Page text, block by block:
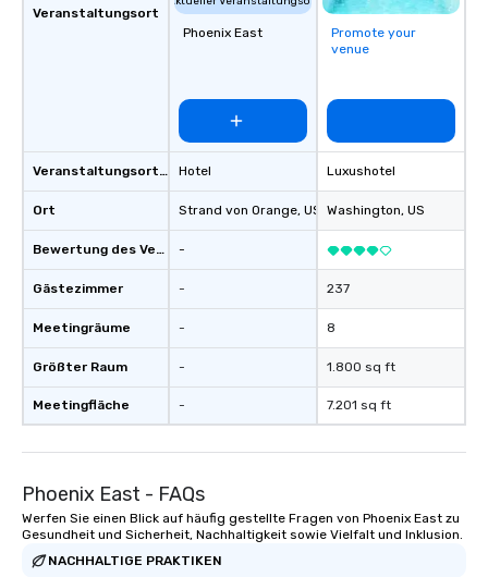
Veranstaltungsort
Veranstaltungsortstyp
Ort
Bewertung des Veranstaltungsortes
Gästezimmer
Meetingräume
Größter Raum
Meetingfläche
Phoenix East
Hotel
Strand von Orange, US
-
-
-
-
-
Promote your
venue
Luxushotel
Washington, US
237
8
1.800 sq ft
7.201 sq ft
Phoenix East - FAQs
Werfen Sie einen Blick auf häufig gestellte Fragen von Phoenix East zu
Gesundheit und Sicherheit, Nachhaltigkeit sowie Vielfalt und Inklusion.
NACHHALTIGE PRAKTIKEN